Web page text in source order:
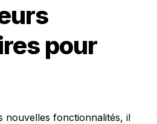
pour
nouvelles fonctionnalités, il